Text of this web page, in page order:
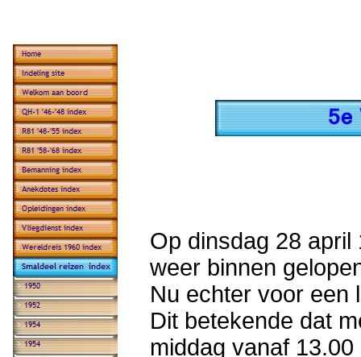
Op dinsdag 28
weer binnen
Nu echter voor een
Dit betekende dat
middag vanaf